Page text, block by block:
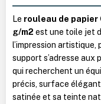
Le rouleau de papier
g/m2 est une toile jet
l’impression
support s’adresse
qui recherchent un
précis, surface
satinée et sa teinte